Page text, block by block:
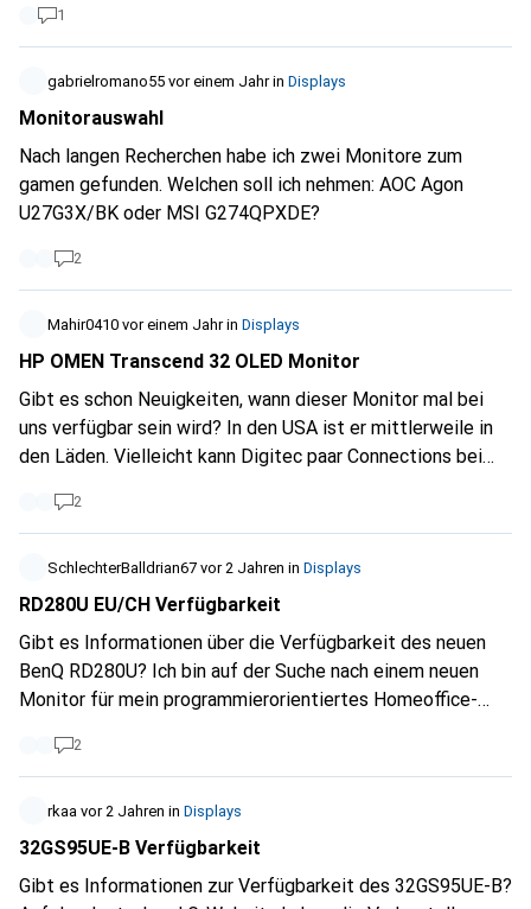
1
gabrielromano55 vor einem Jahrin Displays
Monitorauswahl
Nach langen Recherchen habe ich zwei Monitore zum
gamen gefunden. Welchen soll ich nehmen: AOC Agon
U27G3X/BK oder MSI G274QPXDE?
2
Mahir0410 vor einem Jahrin Displays
HP OMEN Transcend 32 OLED Monitor
Gibt es schon Neuigkeiten, wann dieser Monitor mal bei
uns verfügbar sein wird? In den USA ist er mittlerweile in
den Läden. Vielleicht kann Digitec paar Connections bei
2
SchlechterBalldrian67 vor 2 Jahren in Displays
RD280U EU/CH Verfügbarkeit
Gibt es Informationen über die Verfügbarkeit des neuen
BenQ RD280U? Ich bin auf der Suche nach einem neuen
Monitor für mein programmierorientiertes Homeoffice-
2
rkaa vor 2 Jahren in Displays
32GS95UE-B Verfügbarkeit
Gibt es Informationen zur Verfügbarkeit des 32GS95UE-B?